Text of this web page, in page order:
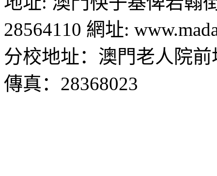
28564110 網址:
分校地址：澳門老人院
傳真：28368023